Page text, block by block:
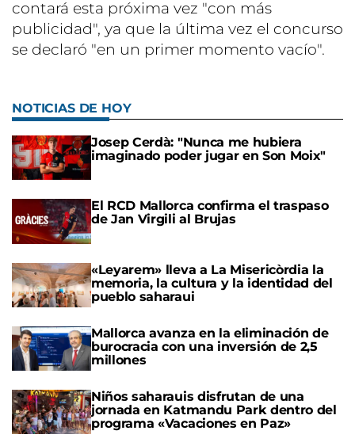
contará esta próxima vez "con más
publicidad", ya que la última vez el concurso
se declaró "en un primer momento vacío".
NOTICIAS DE HOY
Josep Cerdà: "Nunca me hubiera
imaginado poder jugar en Son Moix"
El RCD Mallorca confirma el traspaso
de Jan Virgili al Brujas
«Leyarem» lleva a La Misericòrdia la
memoria, la cultura y la identidad del
pueblo saharaui
Mallorca avanza en la eliminación de
burocracia con una inversión de 2,5
millones
Niños saharauis disfrutan de una
jornada en Katmandu Park dentro del
programa «Vacaciones en Paz»